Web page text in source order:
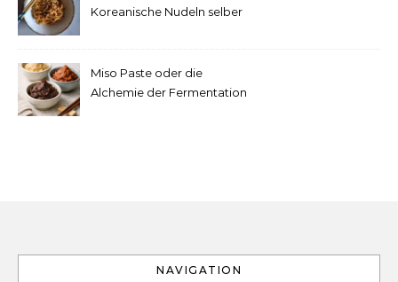
Koreanische Nudeln selber
Miso Paste oder die
Alchemie der Fermentation
NAVIGATION